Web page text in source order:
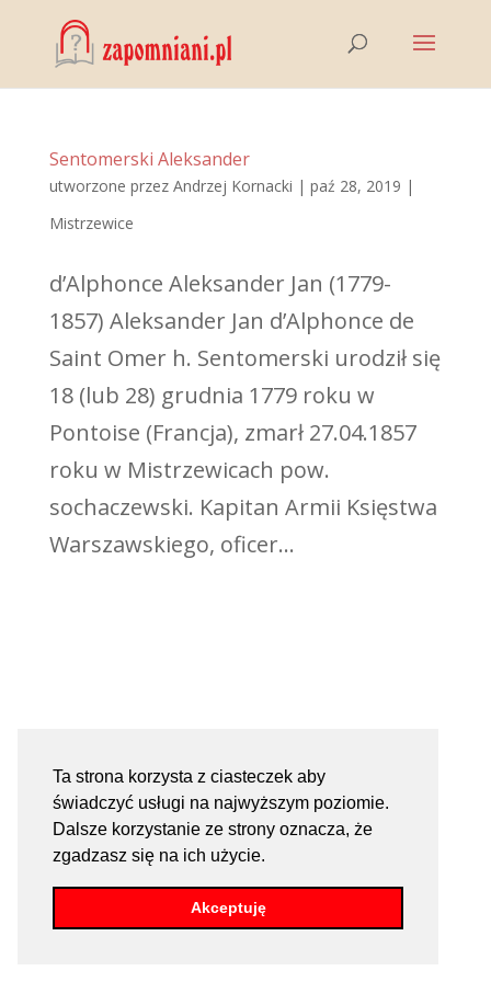
Ta strona korzysta z ciasteczek aby
świadczyć usługi na najwyższym poziomie.
Dalsze korzystanie ze strony oznacza, że
zgadzasz się na ich użycie.
Akceptuję
Sentomerski Aleksander
utworzone przez Andrzej Kornacki | paź 28, 2019 |
Mistrzewice
d’Alphonce Aleksander Jan (1779-
1857) Aleksander Jan d’Alphonce de
Saint Omer h. Sentomerski urodził się
18 (lub 28) grudnia 1779 roku w
Pontoise (Francja), zmarł 27.04.1857
roku w Mistrzewicach pow.
sochaczewski. Kapitan Armii Księstwa
Warszawskiego, oficer...